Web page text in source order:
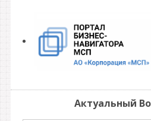
Актуальный